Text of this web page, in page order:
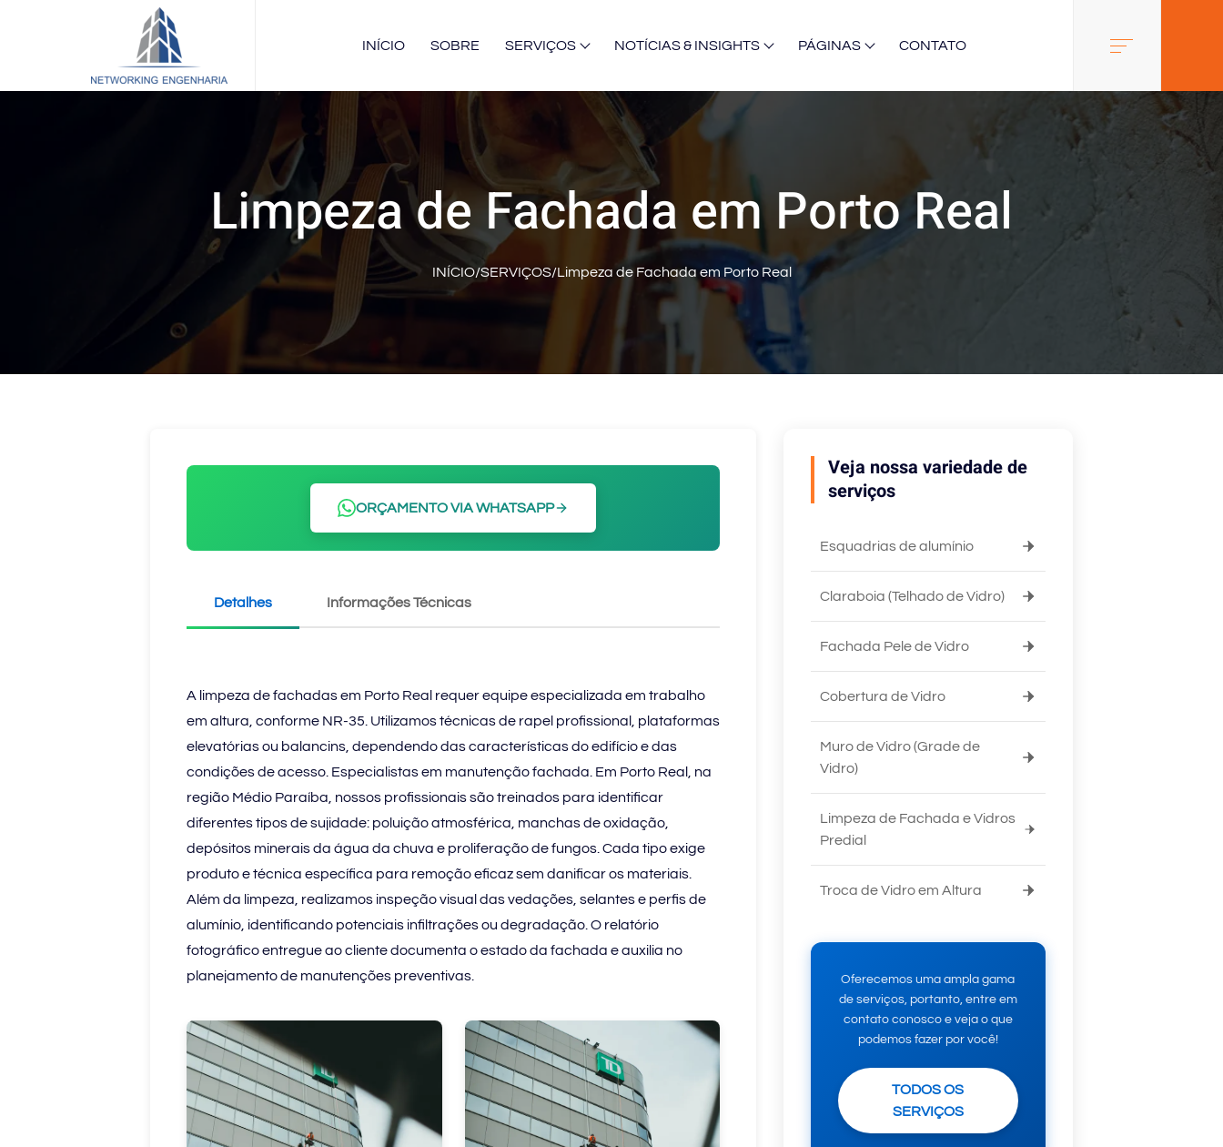
INÍCIO SOBRE SERVIÇOS NOTÍCIAS & INSIGHTS PÁGINAS CONTATO
Limpeza de Fachada em Porto Real
INÍCIO/SERVIÇOS/Limpeza de Fachada em Porto Real
ORÇAMENTO VIA WHATSAPP
Detalhes Informações Técnicas
A limpeza de fachadas em Porto Real requer equipe especializada em trabalho
em altura, conforme NR-35. Utilizamos técnicas de rapel profissional, plataformas
elevatórias ou balancins, dependendo das características do edifício e das
condições de acesso. Especialistas em manutenção fachada. Em Porto Real, na
região Médio Paraíba, nossos profissionais são treinados para identificar
diferentes tipos de sujidade: poluição atmosférica, manchas de oxidação,
depósitos minerais da água da chuva e proliferação de fungos. Cada tipo exige
produto e técnica específica para remoção eficaz sem danificar os materiais.
Além da limpeza, realizamos inspeção visual das vedações, selantes e perfis de
alumínio, identificando potenciais infiltrações ou degradação. O relatório
fotográfico entregue ao cliente documenta o estado da fachada e auxilia no
planejamento de manutenções preventivas.
Veja nossa variedade de
serviços
Esquadrias de alumínio
Claraboia (Telhado de Vidro)
Fachada Pele de Vidro
Cobertura de Vidro
Muro de Vidro (Grade de
Vidro)
Limpeza de Fachada e Vidros
Predial
Troca de Vidro em Altura
Oferecemos uma ampla gama
de serviços, portanto, entre em
contato conosco e veja o que
podemos fazer por você!
TODOS OS
SERVIÇOS